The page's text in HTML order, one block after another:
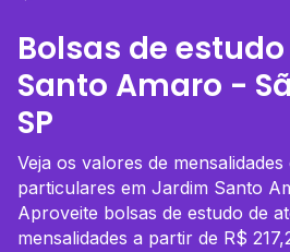
Bolsas de
Santo Amaro -
SP
Veja os valores de mensalidades
particulares em Jardim Santo
Aproveite bolsas de estudo de
mensalidades a partir de R$